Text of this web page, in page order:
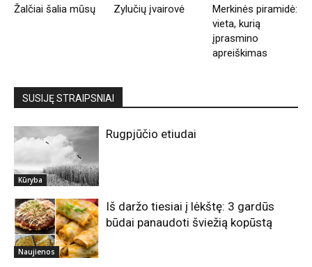
Žalčiai šalia mūsų Zylučių įvairovė
Merkinės piramidė:
vieta, kurią
įprasmino
apreiškimas
SUSIJĘ STRAIPSNIAI
Kūryba
Rugpjūčio etiudai
Naujienos
Iš daržo tiesiai į lėkštę: 3 gardūs
būdai panaudoti šviežią kopūstą